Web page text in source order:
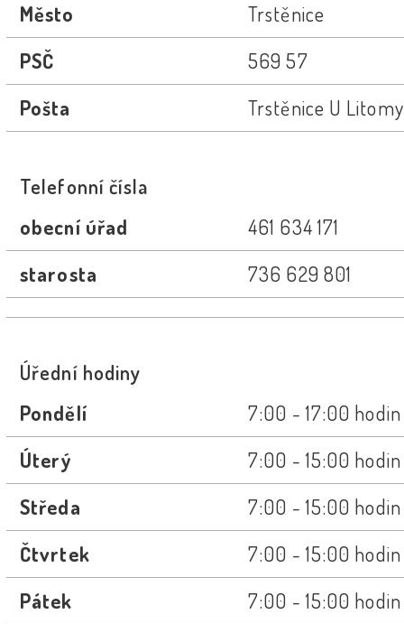
Město
Trstěnice
PSČ
569 57
Pošta
Trstěnice U
Telefonní čísla
obecní úřad
461 634 171
starosta
736 629 801
Úřední hodiny
Pondělí
7:00 - 17:00 hodin
Úterý
7:00 - 15:00 hodin
Středa
7:00 - 15:00 hodin
Čtvrtek
7:00 - 15:00 hodin
Pátek
7:00 - 15:00 hodin